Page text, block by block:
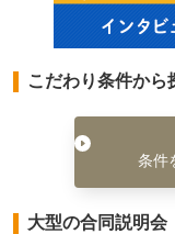
こだわり条件から
条件
大型の合同説明会